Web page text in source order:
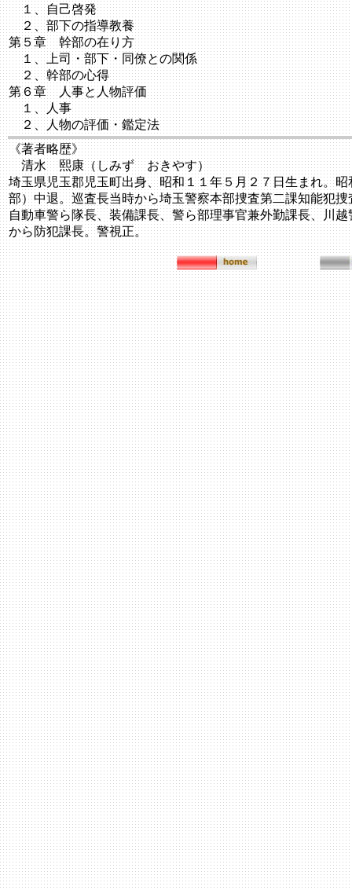
１、自己啓発
２、部下の指導教養
第５章 幹部の在り方
１、上司・部下・同僚との関係
２、幹部の心得
第６章 人事と人物評価
１、人事
２、人物の評価・鑑定法
《著者略歴》
清水 熙康（しみず おきやす）
埼玉県児玉郡児玉町出身、昭和１１年５月２７日生まれ。
部）中退。巡査長当時から埼玉警察本部捜査第二課知能犯
自動車警ら隊長、装備課長、警ら部理事官兼外勤課長、川
から防犯課長。警視正。